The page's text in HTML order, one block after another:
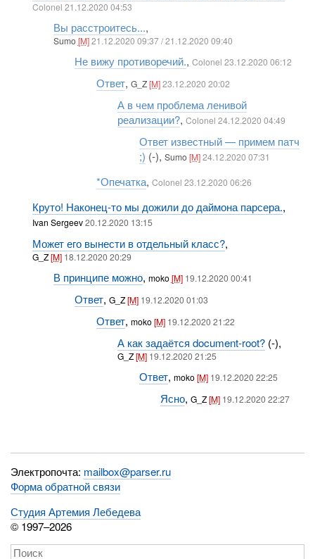
Colonel 21.12.2020 04:53
Вы расстроитесь...,
Sumo[M]21.12.2020 09:37 / 21.12.2020 09:40
Не вижу противоречий.,Colonel 23.12.2020 06:12
Ответ, G_Z[M]23.12.2020 20:02
А в чем проблема ленивой
реализации?,Colonel 24.12.2020 04:49
Ответ известный — примем патч
;) (-), Sumo[M] 24.12.2020 07:31
*Опечатка, Colonel 23.12.2020 06:26
Круто! Наконец-то мы дожили до даймона парсера.,
Ivan Sergeev20.12.2020 13:15
Может его вынести в отдельный класс?,
G_Z[M] 18.12.2020 20:29
В принципе можно, moko[M] 19.12.2020 00:41
Ответ,G_Z[M] 19.12.2020 01:03
Ответ, moko[M] 19.12.2020 21:22
А как задаётся document-root? (-),
G_Z[M] 19.12.2020 21:25
Ответ, moko[M] 19.12.2020 22:25
Ясно, G_Z[M] 19.12.2020 22:27
Электропочта: mailbox@parser.ru
Форма обратной связи
Студия Артемия Лебедева
© 1997–2026